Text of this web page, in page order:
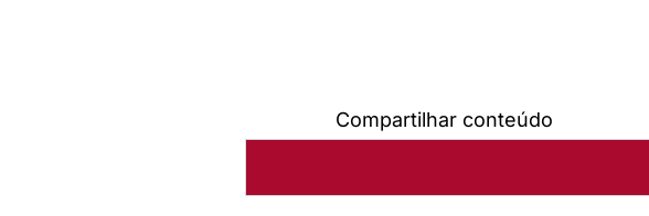
Compartilhar conteúdo